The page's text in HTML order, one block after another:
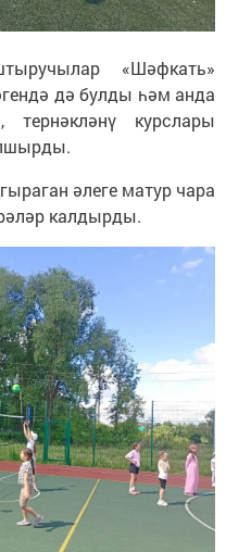
«Шәфкать»
дә булды һәм анда
тернәкләнү курслары
әлеге матур чара
калдырды.